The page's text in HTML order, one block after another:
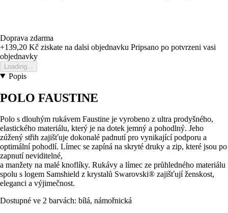
Doprava zdarma
+139,20 Kč ziskate na dalsi objednavku Pripsano po potvrzeni vasi
objednavky
Loading...
Popis
POLO FAUSTINE
Polo s dlouhým rukávem Faustine je vyrobeno z ultra prodyšného,
elastického materiálu, který je na dotek jemný a pohodlný. Jeho
zúžený střih zajišťuje dokonalé padnutí pro vynikající podporu a
optimální pohodlí. Límec se zapíná na skryté druky a zip, které jsou po
zapnutí neviditelné,
a manžety na malé knoflíky. Rukávy a límec ze průhledného materiálu
spolu s logem Samshield z krystalů Swarovski® zajišťují ženskost,
eleganci a výjimečnost.
Dostupné ve 2 barvách: bílá, námořnická